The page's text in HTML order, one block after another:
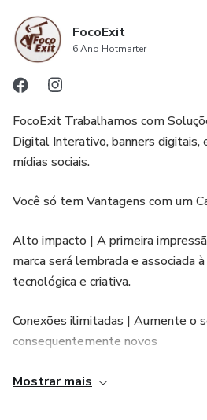
Proteção de Deus
Identifique as cinco atitudes de
mantendo família, finanças e
ataques.
FocoExit
6 Ano Hotmarter
FocoExit Trabalhamos com
Digital Interativo, banners digitais,
mídias sociais.
Você só tem Vantagens com um
Alto impacto | A primeira
marca será lembrada e associada
tecnológica e criativa.
Conexões ilimitadas | Aumente o
consequentemente novos
negócios e parcerias de sucesso.
Mostrar mais